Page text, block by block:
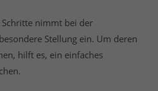
nimmt bei der
Stellung ein. Um deren
hilft es, ein einfaches